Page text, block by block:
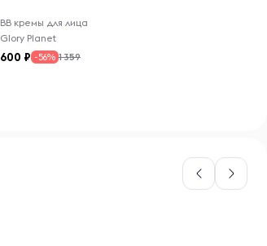
BB кремы для лица
Glory Planet
600 -56% 1 359